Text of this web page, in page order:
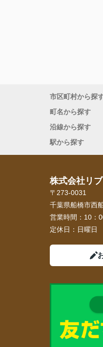
市区町村から探
町名から探す
沿線から探す
駅から探す
株式会社リ
〒273-0031
千葉県船橋市西
営業時間： 10：
定休日： 日曜日